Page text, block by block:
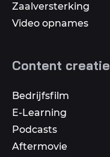
Zaalversterking
Video opnames
Content creatie
Bedrijfsfilm
E-Learning
Podcasts
Aftermovie